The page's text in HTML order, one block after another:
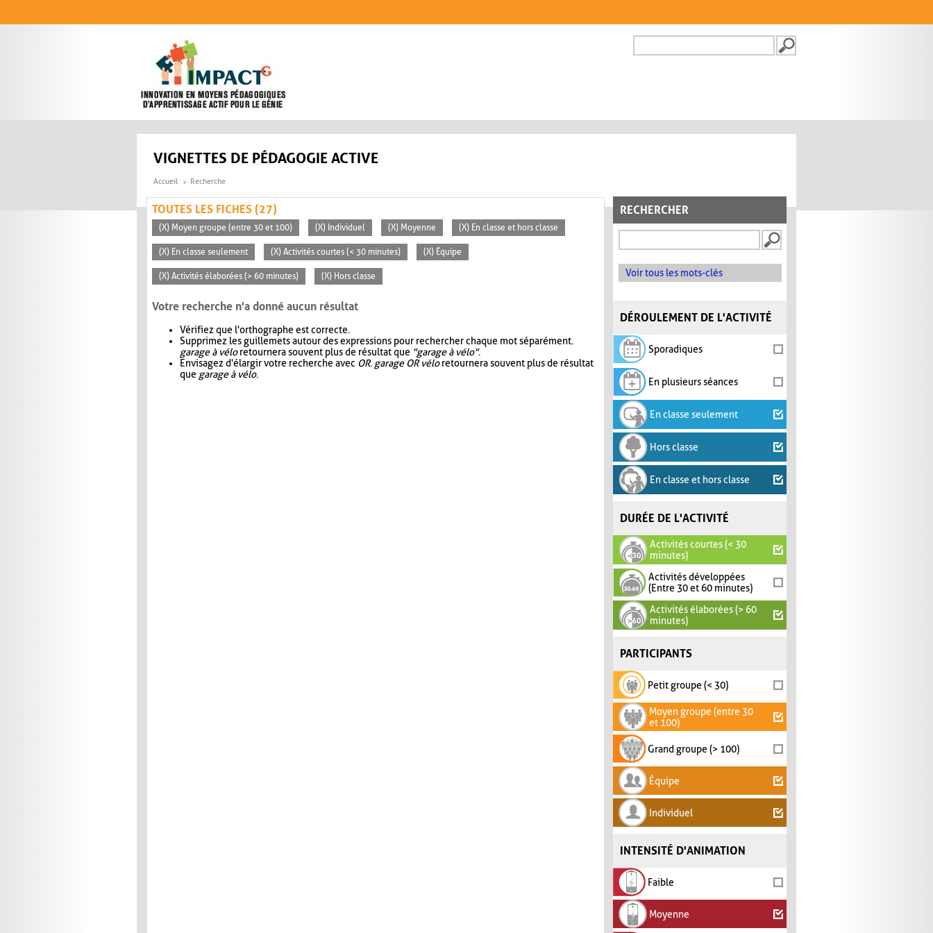
FORMULAIRE DE
VIGNETTES DE PÉDAGOGIE ACTIVE
Accueil Recherche
RECHERCHER
Voir tous les mots-clés
DÉROULEMENT DE L'ACTIVITÉ
Sporadiques
En plusieurs séances
En classe seulement
Hors classe
En classe et hors classe
DURÉE DE L'ACTIVITÉ
Activités courtes (< 30
minutes)
Activités développées
(Entre 30 et 60 minutes)
Activités élaborées (> 60
minutes)
PARTICIPANTS
Petit groupe (< 30)
Moyen groupe (entre 30
et 100)
Grand groupe (> 100)
Équipe
Individuel
INTENSITÉ D'ANIMATION
Faible
Moyenne
TOUTES LES FICHES (27)
(X) Moyen groupe (entre 30 et 100) (X) Individuel (X) Moyenne (X) En classe et hors classe
(X) En classe seulement (X) Activités courtes (< 30 minutes) (X) Équipe
(X) Activités élaborées (> 60 minutes) (X) Hors classe
Votre recherche n'a donné aucun résultat
Vérifiez que l'orthographe est correcte.
Supprimez les guillemets autour des expressions pour rechercher chaque mot séparément.
garage à véloretournera souvent plus de résultat que "garage à vélo".
Envisagez d'élargir votre recherche avec OR. garage OR véloretournera souvent plus de résultat
que garage à vélo.